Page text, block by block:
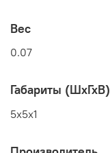
Вес
0.07
Габариты (ШхГхВ)
5x5x1